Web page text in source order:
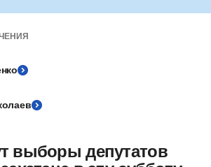
выборы депутатов